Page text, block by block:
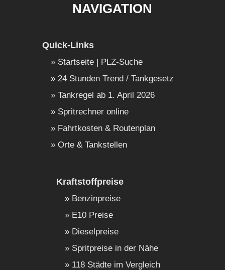
NAVIGATION
Quick-Links
Startseite | PLZ-Suche
24 Stunden Trend / Tankgesetz
Tankregel ab 1. April 2026
Spritrechner online
Fahrtkosten & Routenplan
Orte & Tankstellen
Kraftstoffpreise
Benzinpreise
E10 Preise
Dieselpreise
Spritpreise in der Nähe
118 Städte im Vergleich